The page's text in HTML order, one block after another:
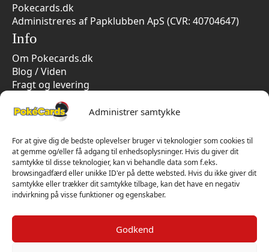
Administrer samtykke
For at give dig de bedste oplevelser bruger vi teknologier som cookies til
at gemme og/eller få adgang til enhedsoplysninger. Hvis du giver dit
samtykke til disse teknologier, kan vi behandle data som f.eks.
browsingadfærd eller unikke ID'er på dette websted. Hvis du ikke giver dit
samtykke eller trækker dit samtykke tilbage, kan det have en negativ
indvirkning på visse funktioner og egenskaber.
Godkend
Pokecards.dk
Administreres af Papklubben ApS (CVR: 40704647)
Info
Om Pokecards.dk
Blog / Viden
Fragt og levering
Handelsbetingelser
Cookiepolitik
Vi har kun 5-stjernet anmeldelser på Trustpilot